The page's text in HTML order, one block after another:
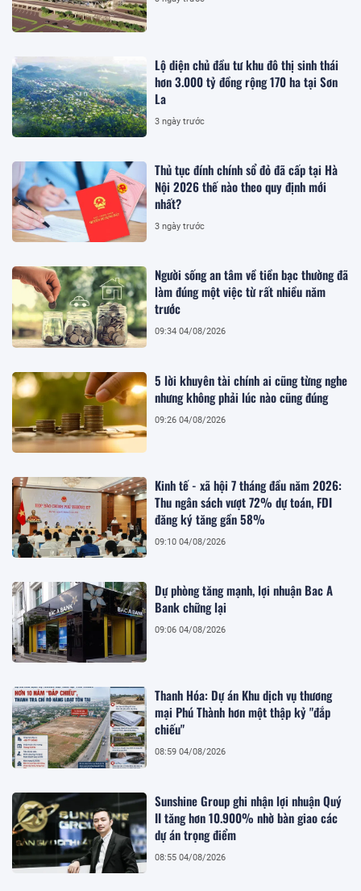
Lộ diện chủ đầu tư khu đô thị sinh thái
hơn 3.000 tỷ đồng rộng 170 ha tại Sơn
La
3 ngày trước
Thủ tục đính chính sổ đỏ đã cấp tại Hà
Nội 2026 thế nào theo quy định mới
nhất?
3 ngày trước
Người sống an tâm về tiền bạc thường đã
làm đúng một việc từ rất nhiều năm
trước
09:34 04/08/2026
5 lời khuyên tài chính ai cũng từng nghe
nhưng không phải lúc nào cũng đúng
09:26 04/08/2026
Kinh tế - xã hội 7 tháng đầu năm 2026:
Thu ngân sách vượt 72% dự toán, FDI
đăng ký tăng gần 58%
09:10 04/08/2026
Dự phòng tăng mạnh, lợi nhuận Bac A
Bank chững lại
09:06 04/08/2026
Thanh Hóa: Dự án Khu dịch vụ thương
mại Phú Thành hơn một thập kỷ "đắp
chiếu"
08:59 04/08/2026
Sunshine Group ghi nhận lợi nhuận Quý
II tăng hơn 10.900% nhờ bàn giao các
dự án trọng điểm
08:55 04/08/2026